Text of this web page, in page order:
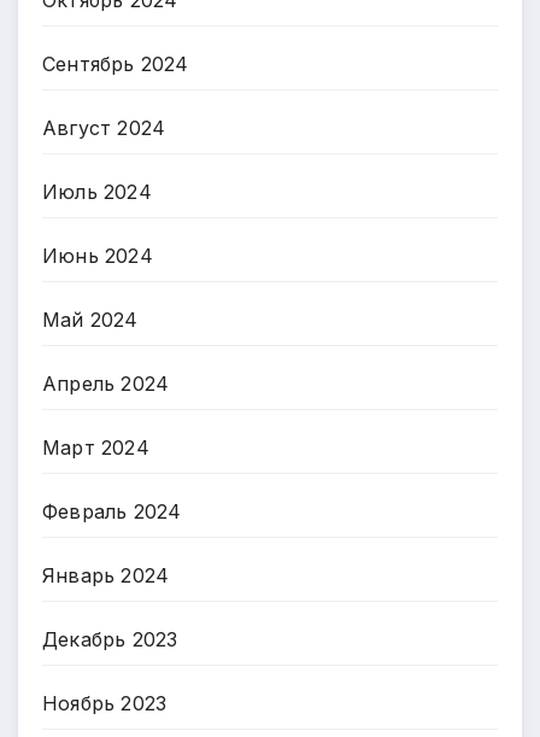
Сентябрь 2024
Август 2024
Июль 2024
Июнь 2024
Май 2024
Апрель 2024
Март 2024
Февраль 2024
Январь 2024
Декабрь 2023
Ноябрь 2023